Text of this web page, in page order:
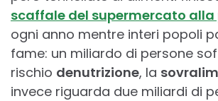
scaffale del supermercato
ogni anno mentre interi popoli
fame: un miliardo di persone
rischio denutrizione, la
invece riguarda due miliardi di